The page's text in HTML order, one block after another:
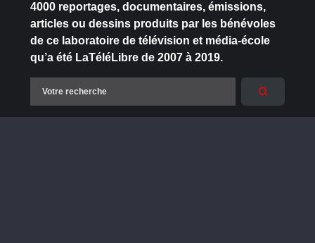
4000 reportages, documentaires, émissions,
articles ou dessins produits par les bénévoles
de ce laboratoire de télévision et média-école
qu’a été LaTéléLibre de 2007 à 2019.